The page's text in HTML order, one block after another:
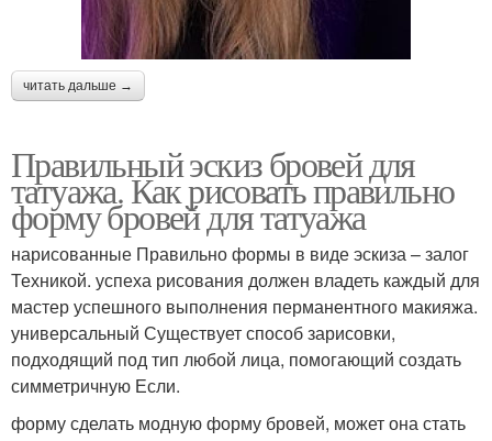
читать дальше →
Правильный эскиз бровей для
татуажа. Как рисовать правильно
форму бровей для татуажа
нарисованные Правильно формы в виде эскиза – залог
Техникой. успеха рисования должен владеть каждый для
мастер успешного выполнения перманентного макияжа.
универсальный Существует способ зарисовки,
подходящий под тип любой лица, помогающий создать
симметричную Если.
форму сделать модную форму бровей, может она стать